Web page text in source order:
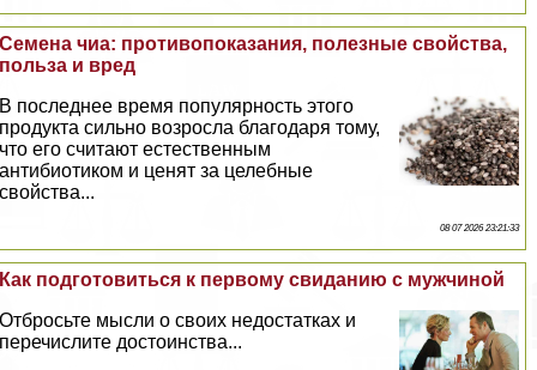
Семена чиа: противопоказания, полезные свойства,
польза и вред
В последнее время популярность этого
продукта сильно возросла благодаря тому,
что его считают естественным
антибиотиком и ценят за целебные
свойства...
08 07 2026 23:21:33
Как подготовиться к первому свиданию с мужчиной
Отбросьте мысли о своих недостатках и
перечислите достоинства...